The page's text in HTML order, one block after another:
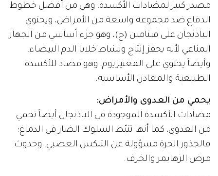
مصدر كبير لمضادات الأكسدة، وهي من أفضل خطوط
الدفاع ضد مجموعة واسعة من الأمراض، ويحتوي
الباذنجان على فيتامين (ج)، وهو جزء أساسي من الجهاز
المناعي لأنه يحفز إنتاج ونشاط خلايا الدم البيضاء،
وأيضاً يحتوي على المغنيزيوم، وهو مضاد للأكسدة
الطبيعية والمعادن الأساسية.
يحمي من العدوى والأمراض:
مضادات الأكسدة الموجودة في الباذنجان أيضاً تحمي
من العدوى، كما أنها تثبّط السلوك الضار في الدماغ؛
فالجذور الحرة مسؤولة عن التنكس العصبي، وحدوث
مرض الزهايمر والخرف.